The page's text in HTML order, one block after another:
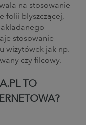
na stosowanie
folii błyszczącej,
stosowanie
wizytówek jak np.
czy filcowy.
TO